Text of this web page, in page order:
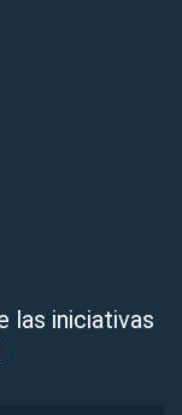
las iniciativas